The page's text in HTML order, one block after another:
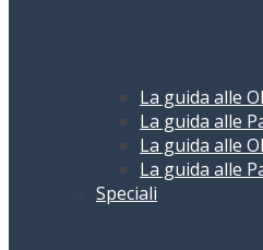
La guida alle
La guida alle
La guida alle
La guida alle
Speciali